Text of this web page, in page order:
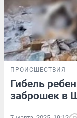
ПРОИСШЕСТВИЯ
Гибель
заброшек в